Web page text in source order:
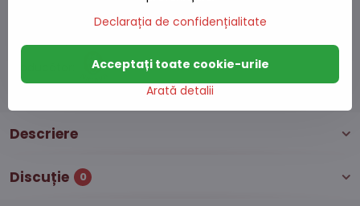
Descriere
Discuție 0
Declarația de confidențialitate
Arată detalii
Acceptați toate cookie-urile